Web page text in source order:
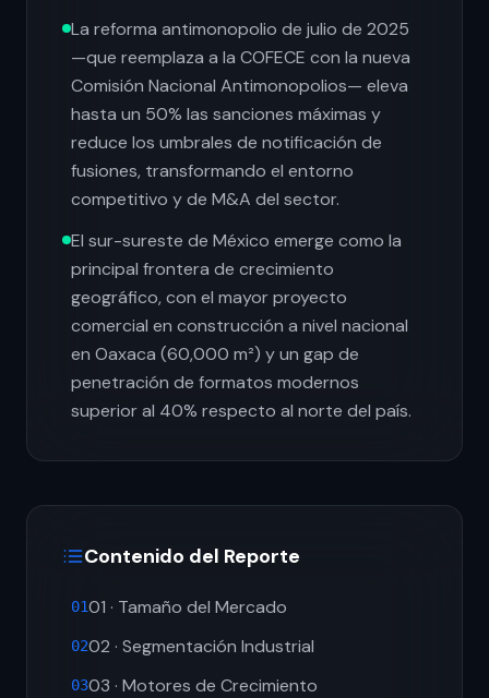
La reforma antimonopolio de julio de 2025
—que reemplaza a la COFECE con la nueva
Comisión Nacional Antimonopolios— eleva
hasta un 50% las sanciones máximas y
reduce los umbrales de notificación de
fusiones, transformando el entorno
competitivo y de M&A del sector.
El sur-sureste de México emerge como la
principal frontera de crecimiento
geográfico, con el mayor proyecto
comercial en construcción a nivel nacional
en Oaxaca (60,000 m²) y un gap de
penetración de formatos modernos
superior al 40% respecto al norte del país.
Contenido del Reporte
0101 · Tamaño del Mercado
0202 · Segmentación Industrial
0303 · Motores de Crecimiento